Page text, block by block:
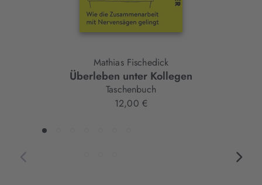
Mathias Fischedick
Überleben unter Kollegen
Taschenbuch
12,00 €